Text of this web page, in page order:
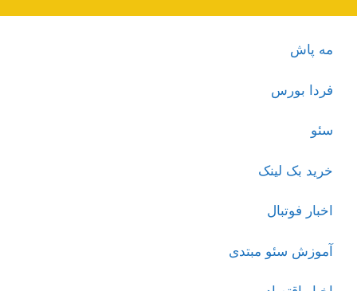
مه پاش
فردا بورس
سئو
خرید بک لینک
اخبار فوتبال
آموزش سئو مبتدی